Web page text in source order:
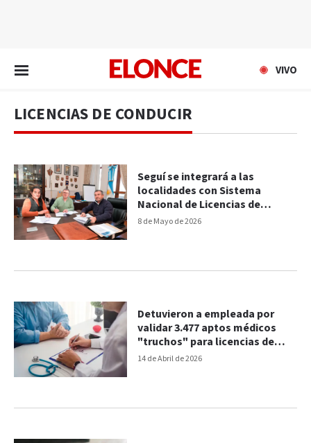
VIVO
LICENCIAS DE CONDUCIR
8 de Mayo de 2026
Seguí se integrará a las
localidades con Sistema
Nacional de Licencias de
Conducir
14 de Abril de 2026
Detuvieron a empleada por
validar 3.477 aptos médicos
"truchos" para licencias de
conducir